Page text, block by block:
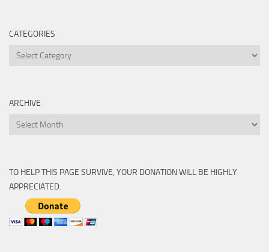
CATEGORIES
Categories
ARCHIVE
Archive
TO HELP THIS PAGE SURVIVE, YOUR DONATION WILL BE HIGHLY
APPRECIATED.